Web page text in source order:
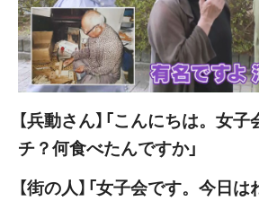
【兵動さん】「こんにちは。女
チ？何食べたんですか」
【街の人】「女子会です。今日